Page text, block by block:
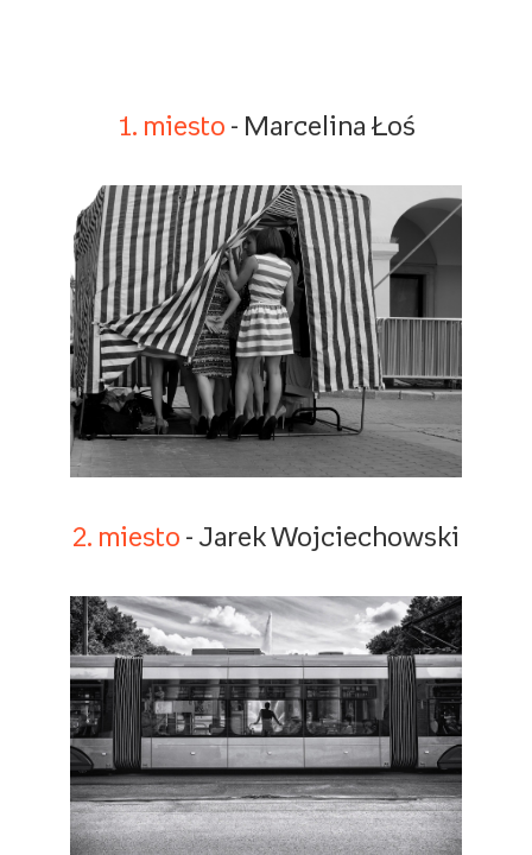
1. miesto - Marcelina Łoś
2. miesto - Jarek Wojciechowski